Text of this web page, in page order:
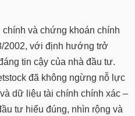
và chứng khoán chính
2002, với định hướng trở
tin cậy của nhà đầu tư.
đã không ngừng nỗ lực
dữ liệu tài chính chính xác –
tư hiểu đúng, nhìn rộng và